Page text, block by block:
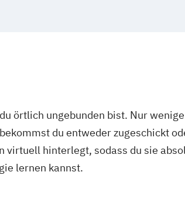
örtlich ungebunden bist. Nur
du entweder zugeschickt
virtuell hinterlegt, sodass du sie
lernen kannst.